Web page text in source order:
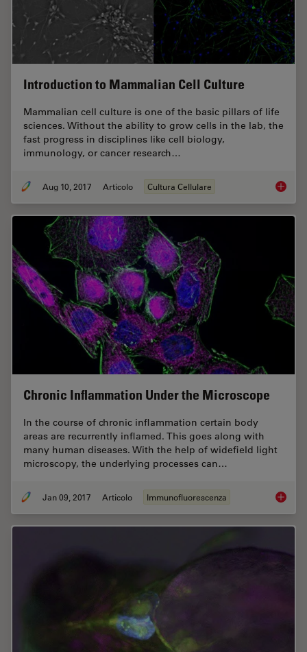
Introduction to Mammalian Cell Culture
Mammalian cell culture is one of the basic pillars of life
sciences. Without the ability to grow cells in the lab, the
fast progress in disciplines like cell biology,
immunology, or cancer research…
Aug 10, 2017 Articolo Cultura Cellulare
Chronic Inflammation Under the Microscope
In the course of chronic inflammation certain body
areas are recurrently inflamed. This goes along with
many human diseases. With the help of widefield light
microscopy, the underlying processes can…
Jan 09, 2017 Articolo Immunofluorescenza